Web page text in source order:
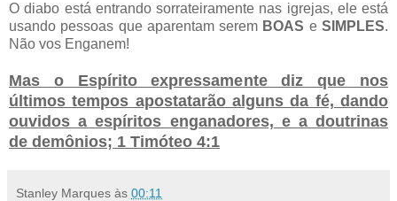
O diabo está entrando sorrateiramente nas igrejas, ele está
usando pessoas que aparentam serem BOAS eSIMPLES.
Não vos Enganem!
Mas o Espírito expressamente diz que nos
últimos tempos apostatarão alguns da fé, dando
ouvidos a espíritos enganadores, e a doutrinas
de demônios; 1 Timóteo 4:1
Stanley Marques às 00:11